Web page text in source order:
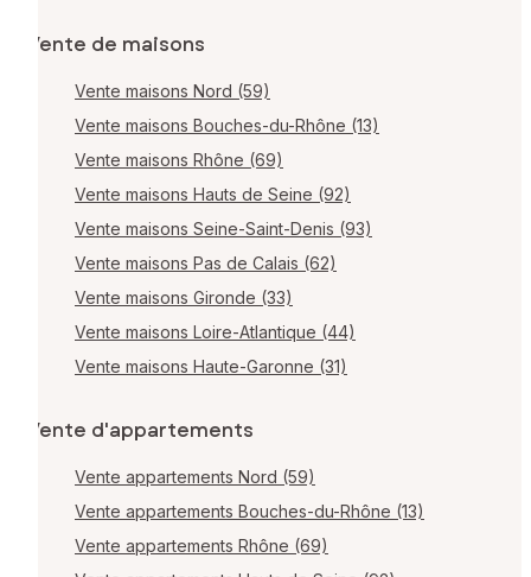
Vente de maisons
Vente maisons Nord (59)
Vente maisons Bouches-du-Rhône (13)
Vente maisons Rhône (69)
Vente maisons Hauts de Seine (92)
Vente maisons Seine-Saint-Denis (93)
Vente maisons Pas de Calais (62)
Vente maisons Gironde (33)
Vente maisons Loire-Atlantique (44)
Vente maisons Haute-Garonne (31)
Vente d'appartements
Vente appartements Nord (59)
Vente appartements Bouches-du-Rhône (13)
Vente appartements Rhône (69)